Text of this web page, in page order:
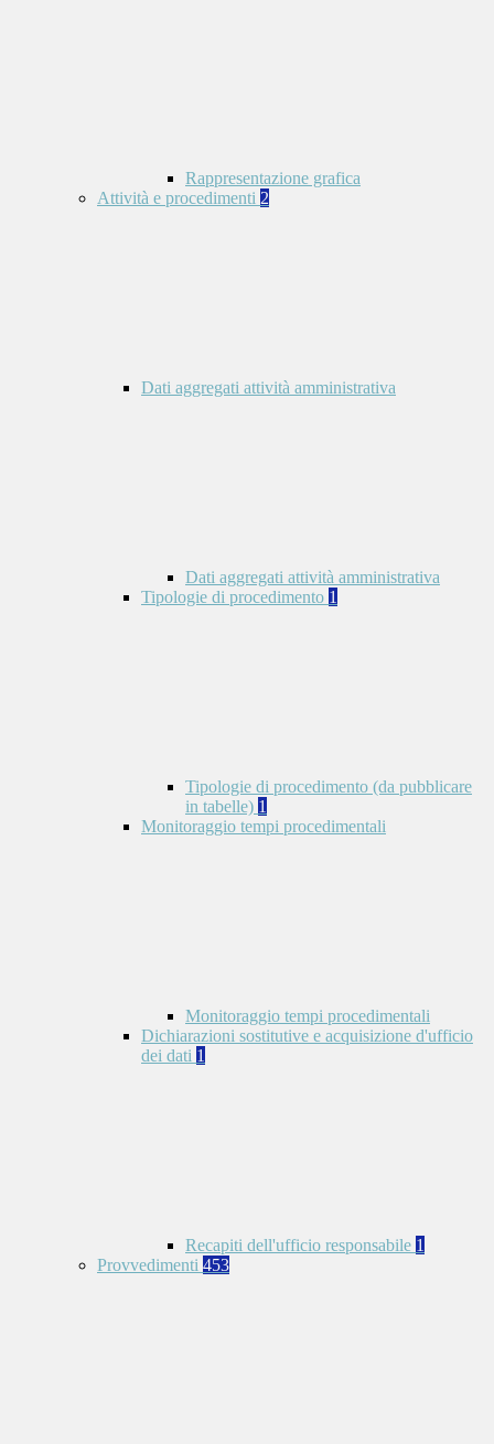
Rappresentazione grafica
Attività e procedimenti 2
Dati aggregati attività amministrativa
Dati aggregati attività amministrativa
Tipologie di procedimento 1
Tipologie di procedimento (da pubblicare
in tabelle) 1
Monitoraggio tempi procedimentali
Monitoraggio tempi procedimentali
Dichiarazioni sostitutive e acquisizione d'ufficio
dei dati 1
Recapiti dell'ufficio responsabile 1
Provvedimenti 453